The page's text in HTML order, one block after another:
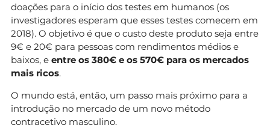
doações para o início dos testes em humanos (os
investigadores esperam que esses testes comecem em
2018). O objetivo é que o custo deste produto seja entre
9€ e 20€ para pessoas com rendimentos médios e
baixos, e entre os 380€ e os 570€ para os mercados
mais ricos.
O mundo está, então, um passo mais próximo para a
introdução no mercado de um novo método
contracetivo masculino.